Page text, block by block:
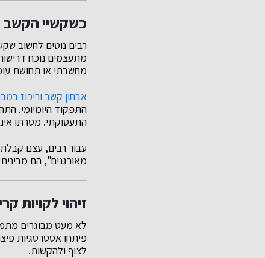
כשקשיי הקשב
רבים נוטים לחשוב
מתעצמים נוכח
מחשבתי או תחושת
אבחון קשב וריכוז
התפקוד היומיומי.
התעסוקתי. מטרתו
עבור רבים, עצם
מאורגנים", הם
זיהוי לקויות
לא מעט מבוגרים
פיתחו אסטרטגיות
לצוף ולהקשות.